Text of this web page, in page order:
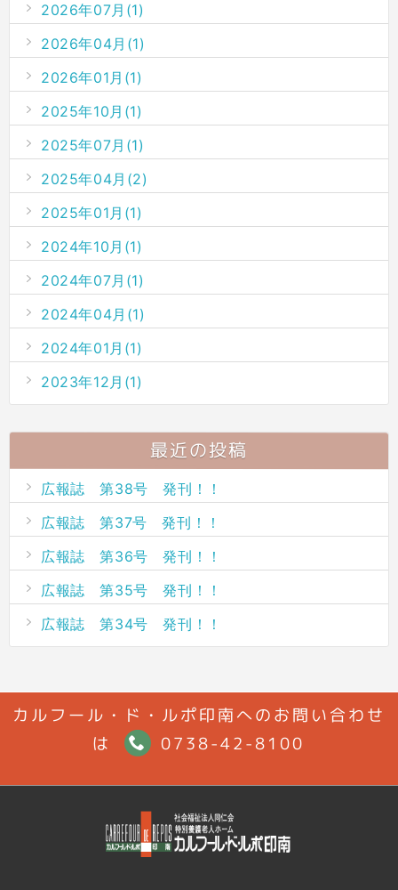
2026年07月(1)
2026年04月(1)
2026年01月(1)
2025年10月(1)
2025年07月(1)
2025年04月(2)
2025年01月(1)
2024年10月(1)
2024年07月(1)
2024年04月(1)
2024年01月(1)
2023年12月(1)
最近の投稿
広報誌 第38号 発刊！！
広報誌 第37号 発刊！！
広報誌 第36号 発刊！！
広報誌 第35号 発刊！！
広報誌 第34号 発刊！！
カルフール・ド・ルポ印南へのお問い合わせ
は 0738-42-8100